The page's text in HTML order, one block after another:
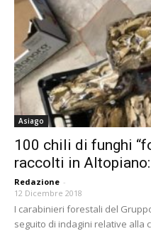
Asiago
100 chili di funghi
raccolti in
Redazione -
12 Dicembre 2018
I carabinieri forestali del
seguito di indagini relative alla